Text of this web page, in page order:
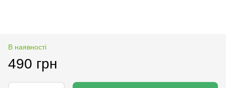
В наявності
490 грн